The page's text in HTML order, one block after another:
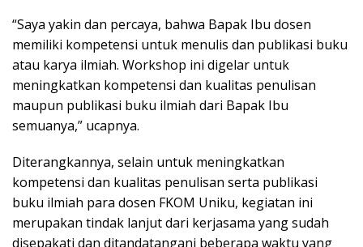
“Saya yakin dan percaya, bahwa Bapak Ibu dosen
memiliki kompetensi untuk menulis dan publikasi buku
atau karya ilmiah. Workshop ini digelar untuk
meningkatkan kompetensi dan kualitas penulisan
maupun publikasi buku ilmiah dari Bapak Ibu
semuanya,” ucapnya.
Diterangkannya, selain untuk meningkatkan
kompetensi dan kualitas penulisan serta publikasi
buku ilmiah para dosen FKOM Uniku, kegiatan ini
merupakan tindak lanjut dari kerjasama yang sudah
disepakati dan ditandatangani beberapa waktu yang